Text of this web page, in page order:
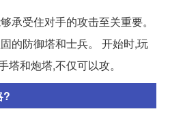
承受住对手的攻击至关重要。
的防御塔和士兵。 开始时,玩
和炮塔,不仅可以攻。
?